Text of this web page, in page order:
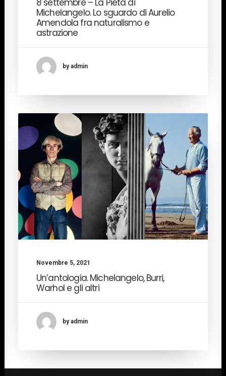
Michelangelo. Lo sguardo di Aurelio
Amendola fra naturalismo e
astrazione
by admin
Novembre 5, 2021
Un’antologia. Michelangelo, Burri,
Warhol e gli altri
by admin